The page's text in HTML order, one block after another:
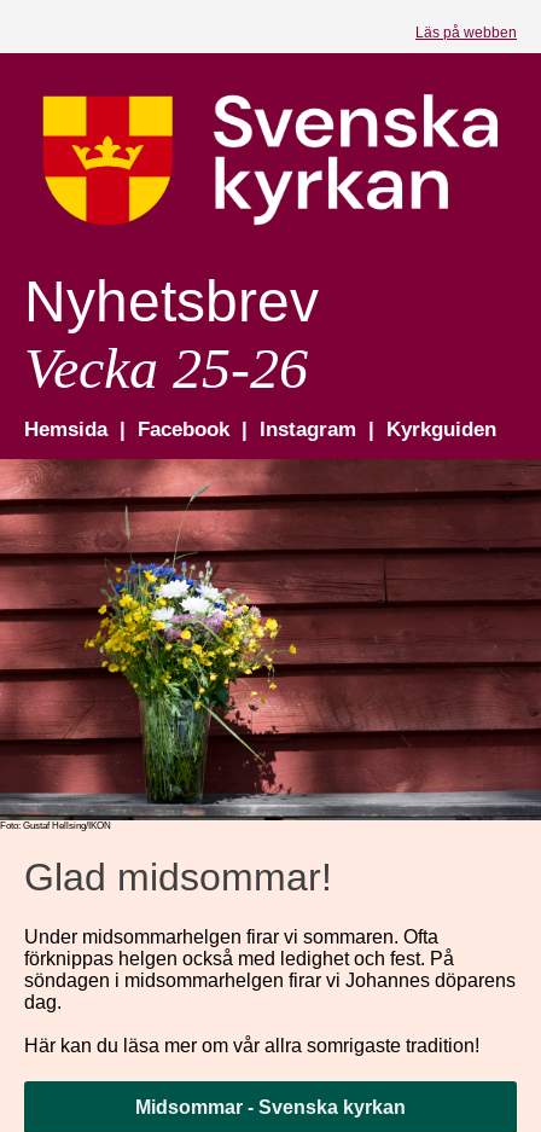
Läs på webben
Nyhetsbrev
Vecka 25-26
Hemsida | Facebook | Instagram | Kyrkguiden
Foto: Gustaf Hellsing/IKON
Glad midsommar!
Under midsommarhelgen firar vi sommaren. Ofta
förknippas helgen också med ledighet och fest. På
söndagen i midsommarhelgen firar vi Johannes döparens
dag.
Här kan du läsa mer om vår allra somrigaste tradition!
Midsommar - Svenska kyrkan